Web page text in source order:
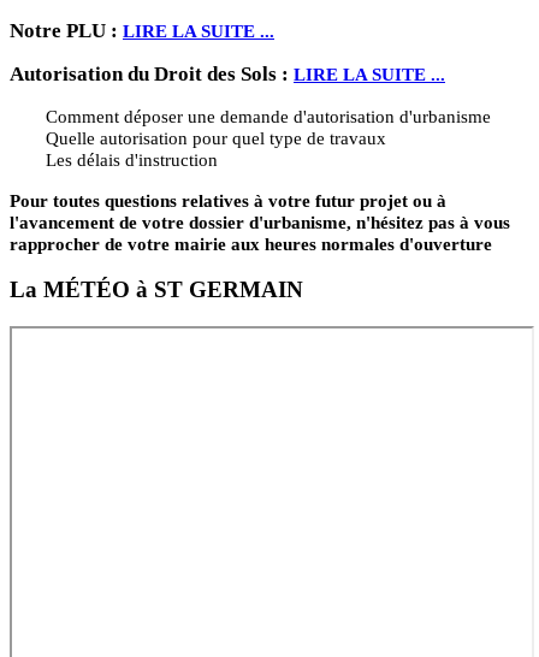
Notre PLU : LIRE LA SUITE ...
Autorisation du Droit des Sols : LIRE LA SUITE ...
Comment déposer une demande d'autorisation d'urbanisme
Quelle autorisation pour quel type de travaux
Les délais d'instruction
Pour toutes questions relatives à votre futur projet ou à
l'avancement de votre dossier d'urbanisme, n'hésitez pas à vous
rapprocher de votre mairie aux heures normales d'ouverture
La MÉTÉO à ST GERMAIN